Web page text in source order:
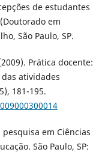
de estudantes
em
São Paulo, SP.
Prática docente:
atividades
181-195.
em Ciências
São Paulo, SP: